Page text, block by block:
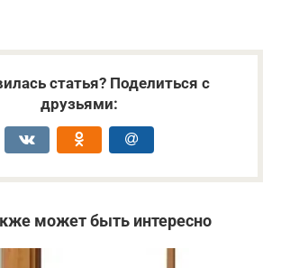
статья? Поделиться с
друзьями:
может быть интересно